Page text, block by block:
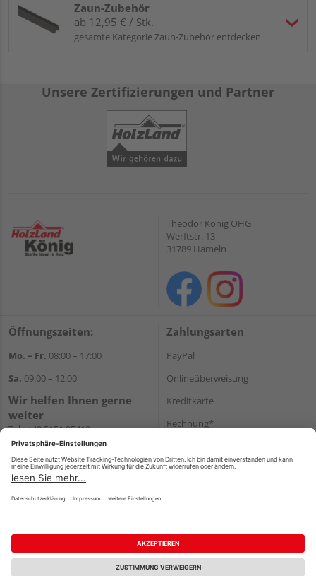
Zaun-Zubehör
ab 12,95 € / Stk.
gesamte Kategorie Zaun-Zubehör entdecken
Unsere Zertifizierungen und Partner
Theodor König OHG
Werftstr. 13
31789 Hameln
Öffnungszeiten:
Mo. – Fr. 08:00 – 17:00
Sa. 09:00 – 12:00
Wir helfen Ihnen gerne
weiter
Tel.:+49 5151 95410
E-Mail:shop@holzland-koenig.de
Zahlungsarten
PayPal
Onlineüberweisung
Kreditkarte
Rechnung*
Versand
Impressum AGB Widerruf
Datenschutz
Reservierungsbedingungen
Vertrag widerrufen